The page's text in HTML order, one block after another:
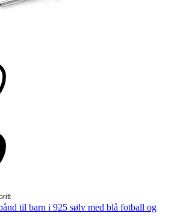
til barn i 925 sølv med blå fotball og